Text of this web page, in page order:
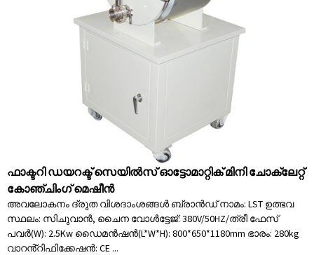
ഫാക്ടറി ഡയറക്ട് സെയിൽസ് ഓട്ടോമാറ്റിക് മിനി ചോക്ലേറ്റ്
കോഞ്ചിംഗ് മെഷീൻ
അവലോകനം ദ്രുത വിശദാംശങ്ങൾ ബ്രാൻഡ് നാമം: LST ഉത്ഭവ
സ്ഥലം: സിചുവാൻ, ചൈന വോൾട്ടേജ്: 380V/50HZ/ത്രീ ഫേസ്
പവർ(W): 2.5Kw ഡൈമൻഷൻ(L*W*H): 800*650*1180mm ഭാരം: 280kg
വാറൻ്റിഫിക്കേഷൻ: CE ...